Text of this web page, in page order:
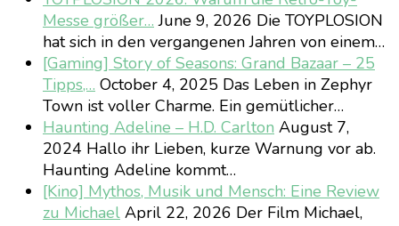
Messe größer… June 9, 2026 Die TOYPLOSION
hat sich in den vergangenen Jahren von einem…
[Gaming] Story of Seasons: Grand Bazaar – 25
Tipps,… October 4, 2025 Das Leben in Zephyr
Town ist voller Charme. Ein gemütlicher…
Haunting Adeline – H.D. Carlton August 7,
2024 Hallo ihr Lieben, kurze Warnung vor ab.
Haunting Adeline kommt…
[Kino] Mythos, Musik und Mensch: Eine Review
zu Michael April 22, 2026 Der Film Michael,